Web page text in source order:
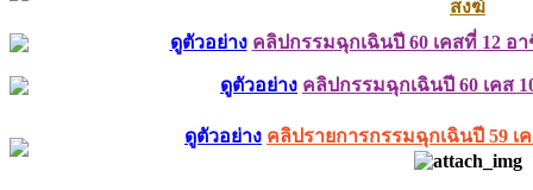
สงฆ์
ดูตัวอย่าง คลิปกรรมฉุกเฉินปี 60 เคสที่ 12
ดูตัวอย่าง คลิปกรรมฉุกเฉินปี 60 เคส
ดูตัวอย่าง คลิปรายการกรรมฉุกเฉินปี 59